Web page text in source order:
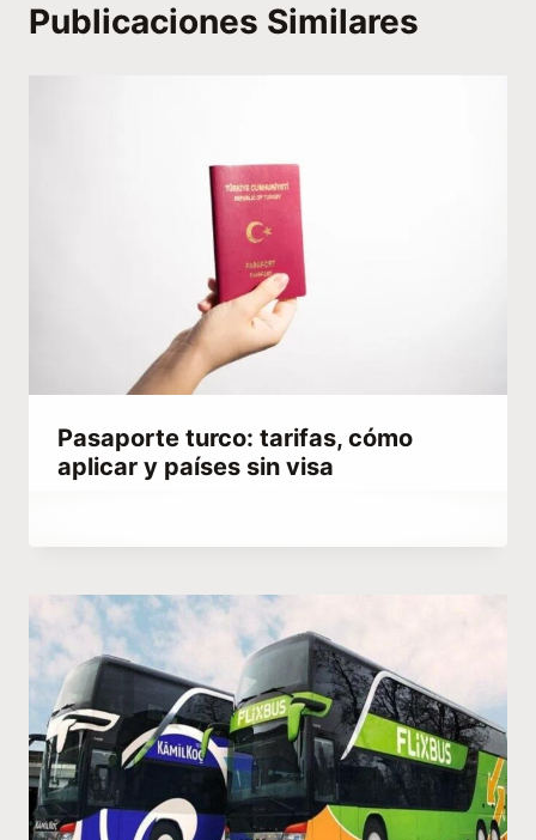
Publicaciones Similares
Pasaporte turco: tarifas, cómo
aplicar y países sin visa